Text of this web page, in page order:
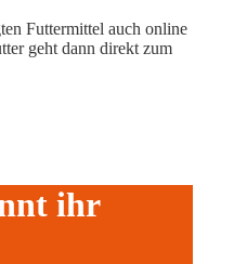
Futtermittel auch online
geht dann direkt zum
ihr